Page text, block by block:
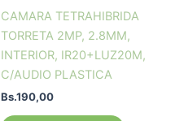
CAMARA TETRAHIBRIDA
TORRETA 2MP, 2.8MM,
INTERIOR, IR20+LUZ20M,
C/AUDIO PLASTICA
Bs.190,00